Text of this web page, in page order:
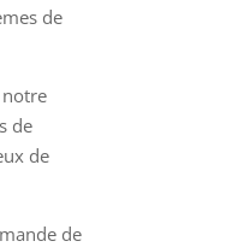
de
de
de
de